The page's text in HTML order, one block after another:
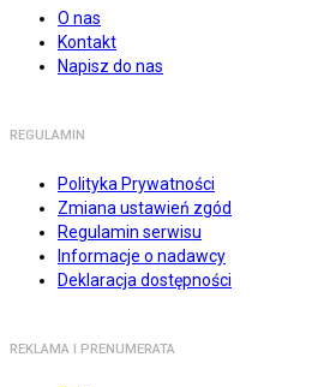
O nas
Kontakt
Napisz do nas
REGULAMIN
Polityka Prywatności
Zmiana ustawień zgód
Regulamin serwisu
Informacje o nadawcy
Deklaracja dostępności
REKLAMA I PRENUMERATA